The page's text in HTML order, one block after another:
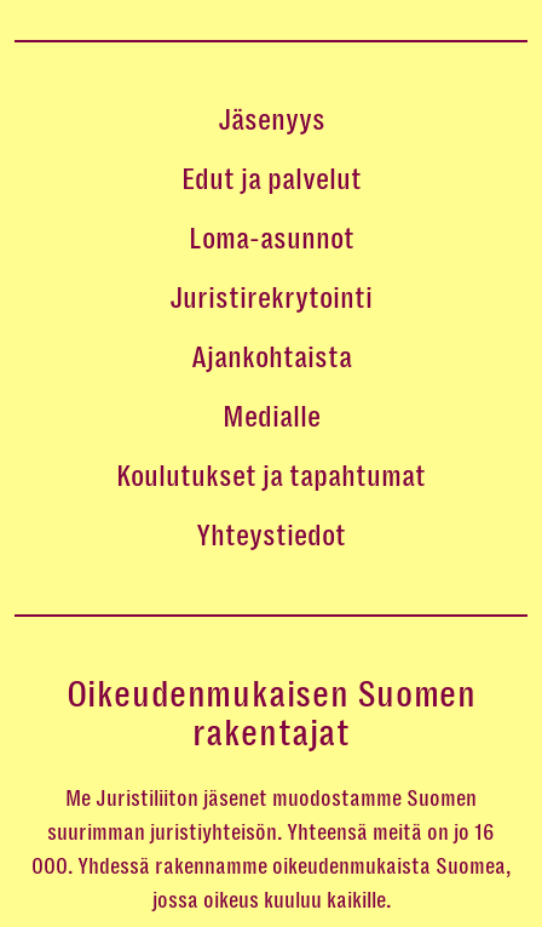
Jäsenyys
Edut ja palvelut
Loma-asunnot
Juristirekrytointi
Ajankohtaista
Medialle
Koulutukset ja tapahtumat
Yhteystiedot
Oikeudenmukaisen Suomen
rakentajat
Me Juristiliiton jäsenet muodostamme Suomen
suurimman juristiyhteisön. Yhteensä meitä on jo 16
000. Yhdessä rakennamme oikeudenmukaista Suomea,
jossa oikeus kuuluu kaikille.